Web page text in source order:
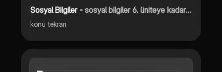
Sosyal Bilgiler -sosyal bilgiler 6. üniteye kadar konu anlatımı
konu tekrarı